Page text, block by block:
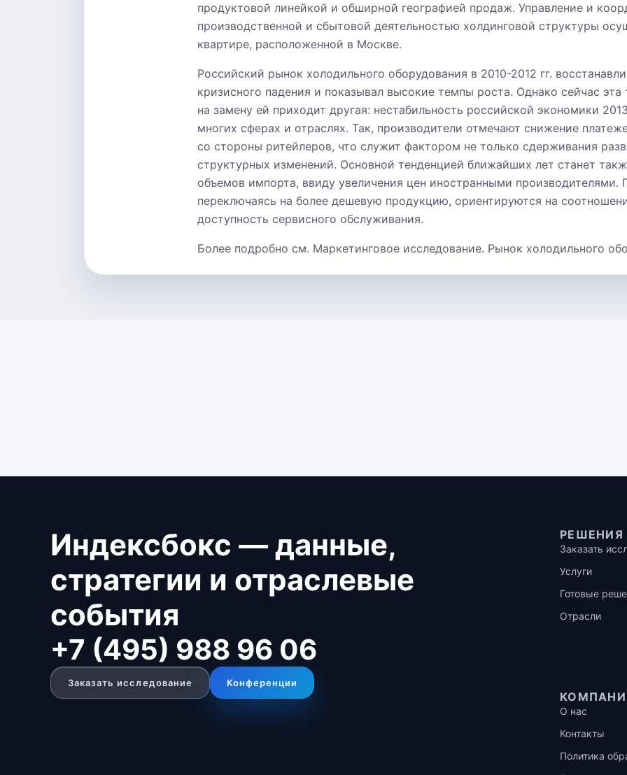
продуктовой линейкой и обширной географией продаж. Управление и
производственной и сбытовой деятельностью холдинговой структуры
квартире, расположенной в Москве.
Российский рынок холодильного оборудования в 2010-2012 гг.
кризисного падения и показывал высокие темпы роста. Однако сейчас эта
на замену ей приходит другая: нестабильность российской экономики
многих сферах и отраслях. Так, производители отмечают снижение
со стороны ритейлеров, что служит фактором не только сдерживания
структурных изменений. Основной тенденцией ближайших лет станет
объемов импорта, ввиду увеличения цен иностранными производителями.
переключаясь на более дешевую продукцию, ориентируются на
доступность сервисного обслуживания.
Более подробно см. Маркетинговое исследование. Рынок холодильного
Индексбокс — данные,
стратегии и отраслевые
события
+7 (495) 988 96 06
Заказать исследование Конференции
РЕШЕНИЯ
Заказать
Услуги
Готовые
Отрасли
О нас
Контакты
Политика